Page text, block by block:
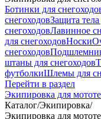
Ботинки для
снегоходовЗащита тела
снегоходовЛавинное
для снегоходовНоски
снегоходов
штаны для снегоходов
футболкиШлемы для
Перейти в раздел
Экипировка для
Каталог/Экипировка/
Экипировка для